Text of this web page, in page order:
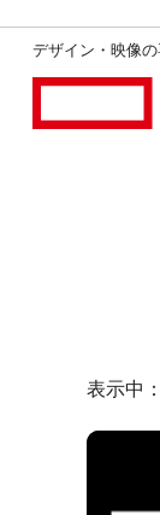
デザイン・映像
表示中：